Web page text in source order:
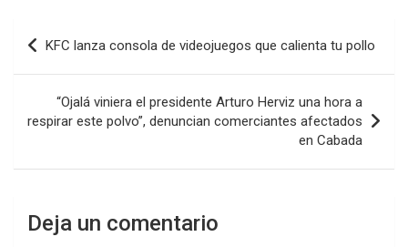
Navegación
de
entradas
KFC lanza consola de videojuegos que calienta tu pollo
“Ojalá viniera el presidente Arturo Herviz una hora a
respirar este polvo”, denuncian comerciantes afectados
en Cabada
Deja un comentario